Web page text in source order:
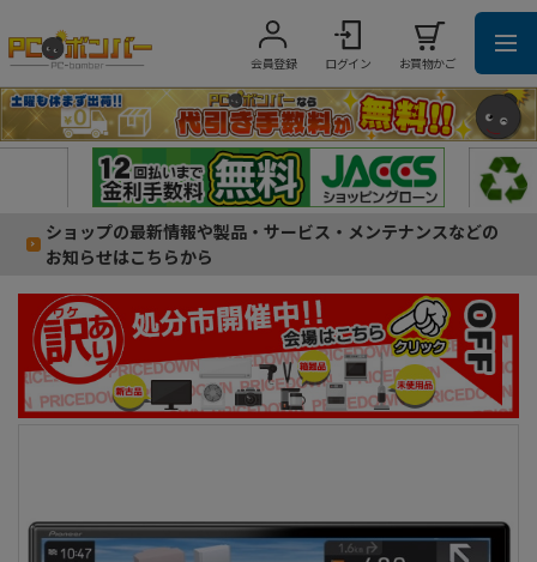
会員登録 ログイン お買物かご
ショップの最新情報や製品・サービス・メンテナンスなどの
お知らせはこちらから